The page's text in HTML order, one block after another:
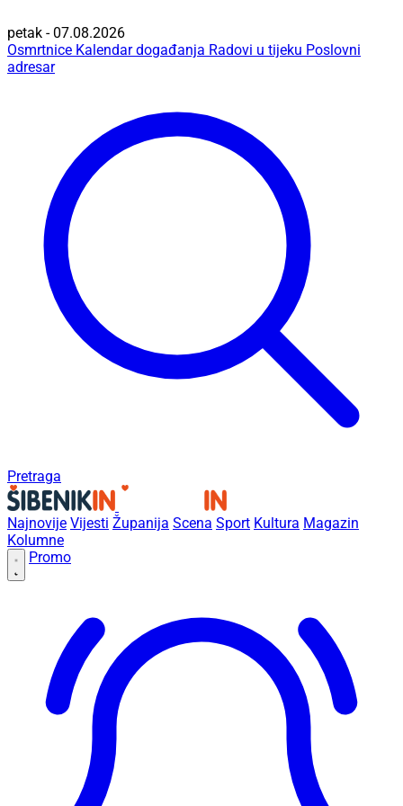
petak - 07.08.2026
Osmrtnice Kalendar događanja Radovi u tijeku Poslovni
adresar
Pretraga
Najnovije Vijesti Županija Scena Sport Kultura Magazin
Kolumne
Promo